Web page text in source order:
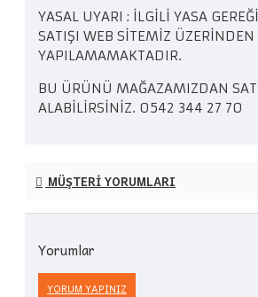
YASAL UYARI : İLGİLİ YASA
SATIŞI WEB SİTEMİZ ÜZERİNDEN
YAPILAMAMAKTADIR.
BU ÜRÜNÜ MAĞAZAMIZDAN
ALABİLİRSİNİZ. 0542 344 27 70
MÜŞTERI YORUMLARI
Yorumlar
YORUM YAPINIZ